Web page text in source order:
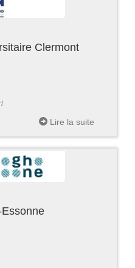
Clermont
Lire la suite